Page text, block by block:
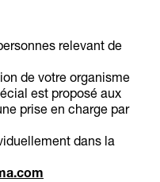
relevant de
de votre organisme
est proposé aux
prise en charge par
dans la